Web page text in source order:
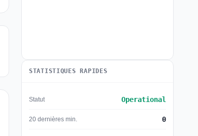
STATISTIQUES RAPIDES
Statut Operational
20 dernières min. 0